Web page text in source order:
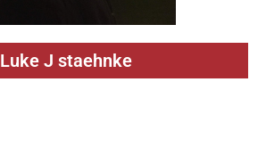
Luke J staehnke